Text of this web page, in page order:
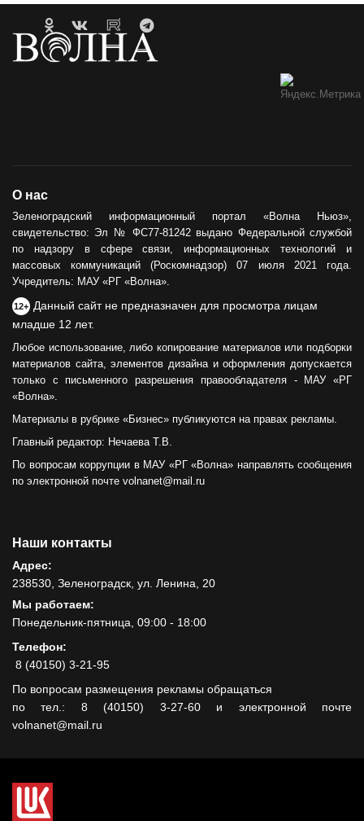
О нас
Зеленоградский информационный портал «Волна Ньюз»,
свидетельство: Эл № ФС77-81242 выдано Федеральной службой
по надзору в сфере связи, информационных технологий и
массовых коммуникаций (Роскомнадзор) 07 июля 2021 года.
Учредитель: МАУ «РГ «Волна».
12+ Данный сайт не предназначен для просмотра лицам
младше 12 лет.
Любое использование, либо копирование материалов или подборки
материалов сайта, элементов дизайна и оформления допускается
только с письменного разрешения правообладателя - МАУ «РГ
«Волна».
Материалы в рубрике «Бизнес» публикуются на правах рекламы.
Главный редактор: Нечаева Т.В.
По вопросам коррупции в МАУ «РГ «Волна» направлять сообщения
по электронной почте volnanet@mail.ru
Наши контакты
Адрес:
238530, Зеленоградск, ул. Ленина, 20
Мы работаем:
Понедельник-пятница, 09:00 - 18:00
Телефон:
8 (40150) 3-21-95
По вопросам размещения рекламы обращаться
по тел.: 8 (40150) 3-27-60 и электронной почте
volnanet@mail.ru